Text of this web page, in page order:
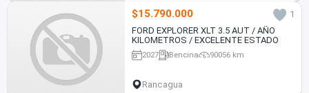
$15.790.000
1
FORD EXPLORER XLT 3.5 AUT / AÑO
KILOMETROS / EXCELENTE ESTADO
2027 Bencina 90056 km
Rancagua